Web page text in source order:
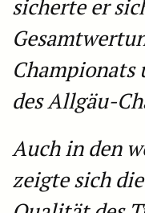
sicherte er
des Allgäu-
Auch in den
zeigte sich